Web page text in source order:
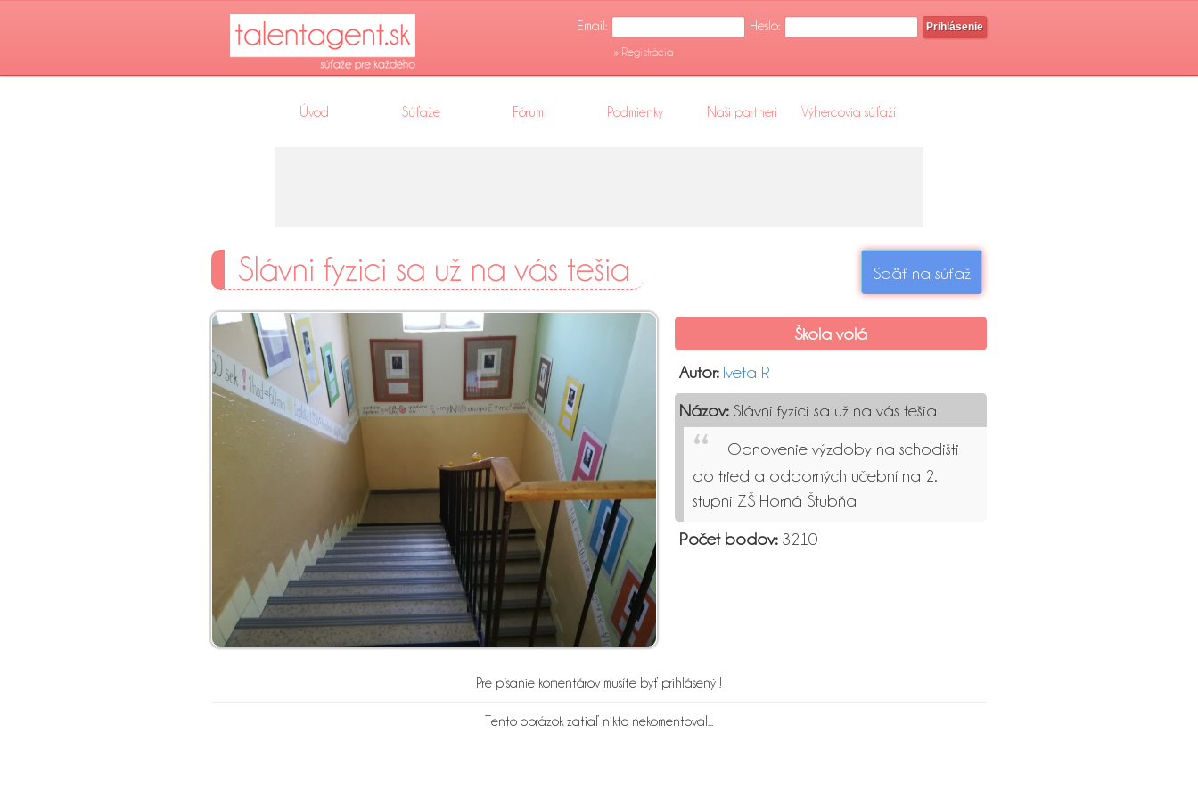
Email: Heslo:
Prihlásenie
» Registrácia
Úvod Súťaže Fórum Podmienky Naši partneri Výhercovia súťaží
Späť na súťaž
Slávni fyzici sa už na vás tešia
Škola volá
Autor: Iveta R
Názov:Slávni fyzici sa už na vás tešia
Obnovenie výzdoby na schodišti
do tried a odborných učební na 2.
stupni ZŠ Horná Štubňa
Počet bodov:3210
Pre písanie komentárov musíte byť prihlásený !
Tento obrázok zatiaľ nikto nekomentoval...